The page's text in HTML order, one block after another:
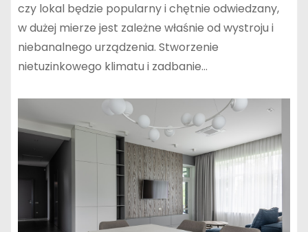
czy lokal będzie popularny i chętnie odwiedzany,
w dużej mierze jest zależne właśnie od wystroju i
niebanalnego urządzenia. Stworzenie
nietuzinkowego klimatu i zadbanie…